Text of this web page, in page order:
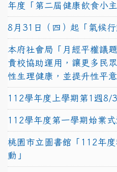
年度「第二屆健康飲食小
8月31日（四）起「氣候
本府社會局「月經平權議
貴校協助運用，讓更多民
性生理健康，並提升性平
112學年度上學期第1週8/
112學年度第一學期始業式
桃園市立圖書館「112年
動」